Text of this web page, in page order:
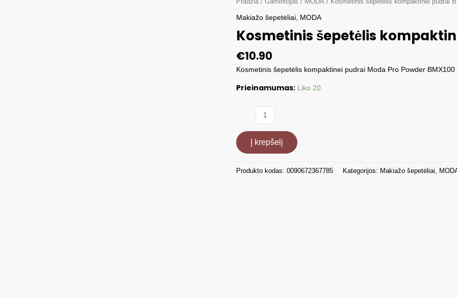
Makiažo šepetėliai MODA
Kosmetinis šepetėlis
€10.90
Kosmetinis šepetėlis kompaktinei pudrai Moda Pro Powder BMX100
Prieinamumas: Liko 20
produkto
Kosmetinis
šepetėlis
kompaktinei
pudrai
Į krepšelį
Produkto kodas:0090672367785 Kategorijos: Makiažo šepetėliai,